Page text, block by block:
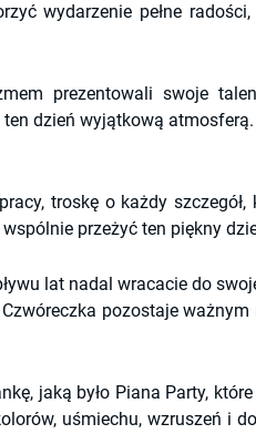
wydarzenie pełne
prezentowali swoje
ten dzień wyjątkową
troskę o każdy szczegół,
przeżyć ten piękny
lat nadal wracacie do
pozostaje
jaką było Piana Party, które
uśmiechu, wzruszeń i